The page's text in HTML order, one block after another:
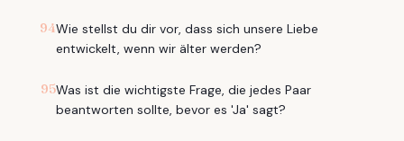
94Wie stellst du dir vor, dass sich unsere Liebe
entwickelt, wenn wir älter werden?
95Was ist die wichtigste Frage, die jedes Paar
beantworten sollte, bevor es 'Ja' sagt?